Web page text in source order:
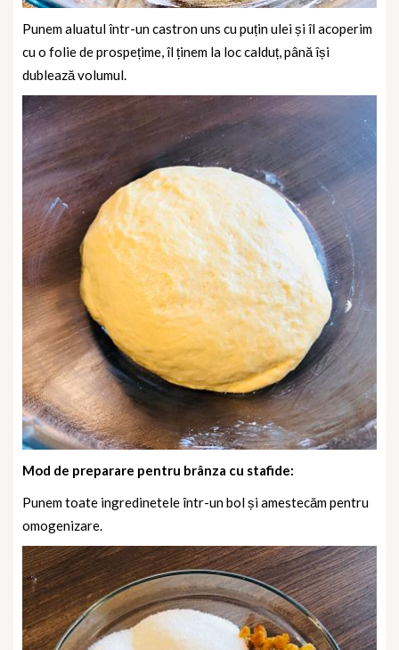
Punem aluatul într-un castron uns cu puțin ulei și îl acoperim
cu o folie de prospețime, îl ținem la loc calduț, până își
dublează volumul.
Mod de preparare pentru brânza cu stafide:
Punem toate ingredinetele într-un bol și amestecăm pentru
omogenizare.